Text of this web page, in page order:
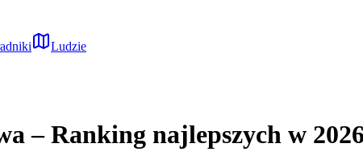
Ludzie
– Ranking najlepszych w